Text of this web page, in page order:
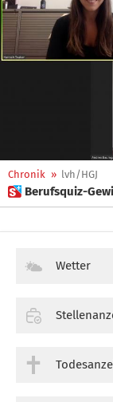
Chronik » lvh/HGJ
 Berufsquiz-
Wetter